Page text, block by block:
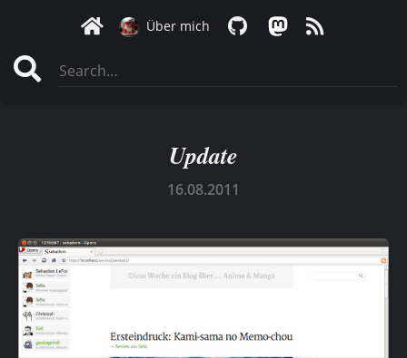
Über mich
Update
16.08.2011